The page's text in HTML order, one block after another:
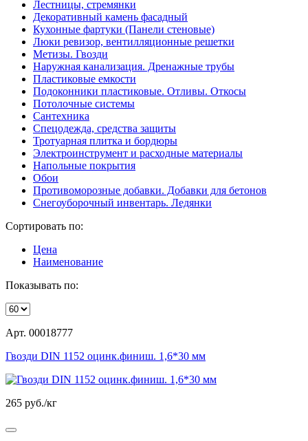
Лестницы, стремянки
Декоративный камень фасадный
Кухонные фартуки (Панели стеновые)
Люки ревизор, вентилляционные решетки
Метизы. Гвозди
Наружная канализация. Дренажные трубы
Пластиковые емкости
Подоконники пластиковые. Отливы. Откосы
Потолочные системы
Сантехника
Спецодежда, средства защиты
Тротуарная плитка и бордюры
Электроинструмент и расходные материалы
Напольные покрытия
Обои
Противоморозные добавки. Добавки для бетонов
Снегоуборочный инвентарь. Ледянки
Сортировать по:
Цена
Наименование
Показывать по:
Арт. 00018777
Гвозди DIN 1152 оцинк.финиш. 1,6*30 мм
265 руб./кг